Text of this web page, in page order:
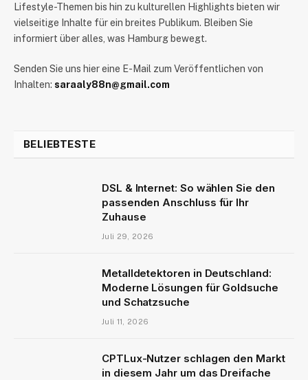
Lifestyle-Themen bis hin zu kulturellen Highlights bieten wir
vielseitige Inhalte für ein breites Publikum. Bleiben Sie
informiert über alles, was Hamburg bewegt.
Senden Sie uns hier eine E-Mail zum Veröffentlichen von
Inhalten: saraaly88n@gmail.com
BELIEBTESTE
DSL & Internet: So wählen Sie den
passenden Anschluss für Ihr
Zuhause
Juli 29, 2026
Metalldetektoren in Deutschland:
Moderne Lösungen für Goldsuche
und Schatzsuche
Juli 11, 2026
CPTLux-Nutzer schlagen den Markt
in diesem Jahr um das Dreifache